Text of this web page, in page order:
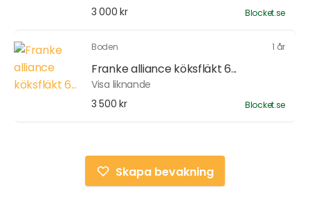
3 000 kr
Blocket.se
Boden 1 år
Franke alliance köksfläkt 6...
Visa liknande
3 500 kr
Blocket.se
Skapa bevakning